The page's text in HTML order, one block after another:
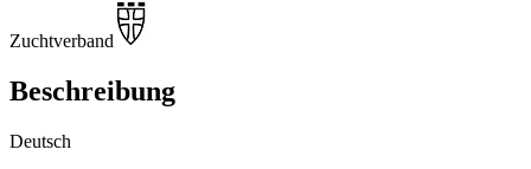
Zuchtverband
Beschreibung
Deutsch